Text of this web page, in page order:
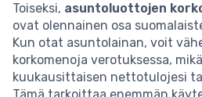
Toiseksi, asuntoluottojen
ovat olennainen osa
Kun otat asuntolainan, voit
korkomenoja verotuksessa,
kuukausittaisen nettotulojesi